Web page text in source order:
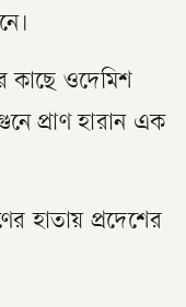
কাছে ওদেমিশ
প্রাণ হারান এক
হাতায় প্রদেশের